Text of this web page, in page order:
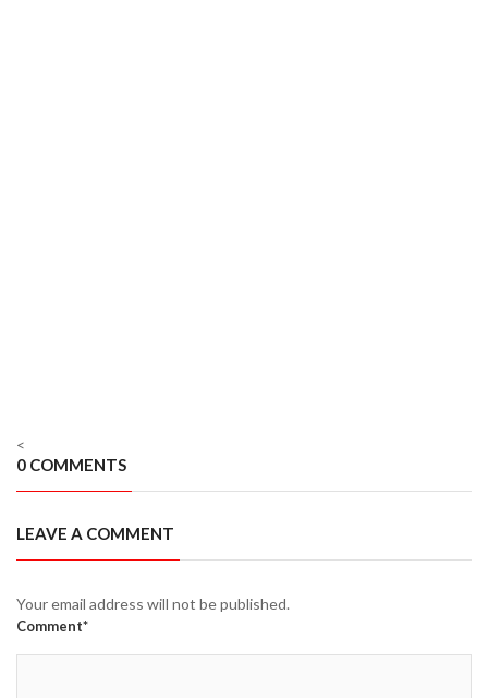
<
0 COMMENTS
LEAVE A COMMENT
Your email address will not be published.
Comment*